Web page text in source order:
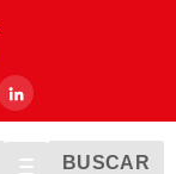
BUSCAR